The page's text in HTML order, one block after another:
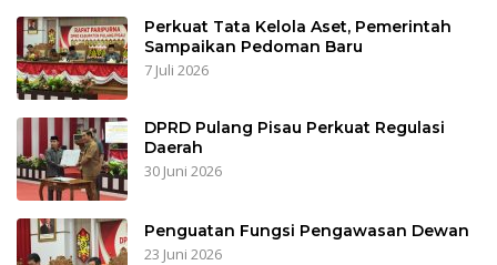
Perkuat Tata Kelola Aset, Pemerintah
Sampaikan Pedoman Baru
7 Juli 2026
DPRD Pulang Pisau Perkuat Regulasi
Daerah
30 Juni 2026
Penguatan Fungsi Pengawasan Dewan
23 Juni 2026